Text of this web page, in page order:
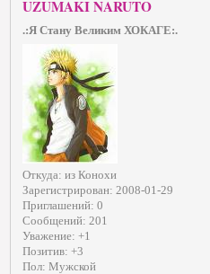
UZUMAKI NARUTO
.:Я Стану Великим ХОКАГЕ:.
Откуда: из Конохи
Зарегистрирован: 2008-01-29
Приглашений: 0
Сообщений: 201
Уважение: +1
Позитив: +3
Пол: Мужской